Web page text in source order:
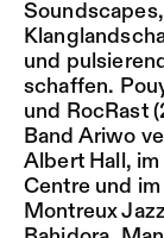
und
schaffen.
und RocRast
Band Ariwo
Albert Hall,
Centre und
Montreux